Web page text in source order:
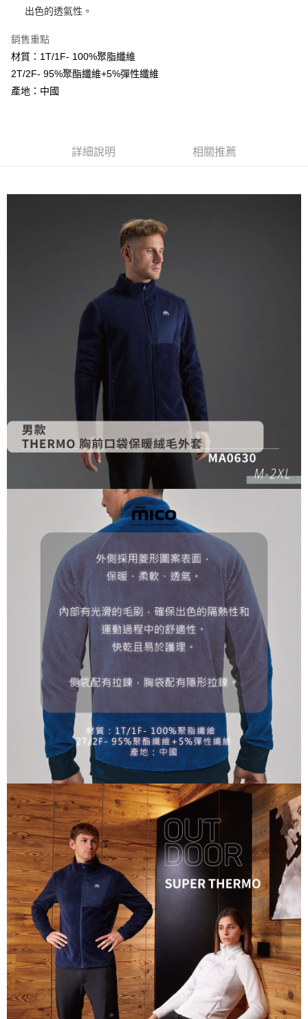
【大哥付你分期使用說明】
1.本服務由台灣大哥大提供，台灣大哥大用戶可立即使用無須另外申請。
流程，驗證手機門號後，選擇欲分期的期數、繳款截止日，確認付款後即完
成交易。
3.實際核准額度、可分期數及費用金額請依後續交易確認頁面所載為準。
4.訂單成立30分鐘內，如未前往確認交易或遇審核未通過，訂單將自動取
消。如遇「轉專審核」未通過狀況，表示未達大哥付你分期系統評分，恕無
2.透過簡訊連結打開帳單後，可選擇「超商條碼／台灣大直營門市／銀行轉
用戶於交易時，得透過本服務購買商品或服務，並由商店將買賣／分期付款
買賣價金債權讓與本公司後，依約使用本公司帳單繳交帳款。
2.基於同意付款使用「大哥付你分期」之契約關係目的，商店將以您的個人
資料（包含姓名、電話或地址）提供予台灣大哥大進項蒐集、處理及利用，
由本公司與您本人進行分期帳單所需資料之確認、核對及更正。
3.完整用戶服務條款，請詳閱以下連結：
AFTEE先享後付
相關說明
AFTEE先享後付是「在收到商品之後才付款」的支付方式。 讓您購物簡單
便利好安心！
１．簡單：不需註冊會員、不需綁卡、不需儲值。
２．便利：只要手機號碼，簡訊認證，即可結帳。
１．於結帳方式選擇「AFTEE先享後付」後，將跳轉至「AFTEE先享後付」
結帳頁面，進行簡訊認證並確認金額後，即可完成結帳。
ATM／網路銀行／等多元方式進行付款，方視為交易完成。
購買商品的店家。未經商家同意取消之訂單仍視為有效，需透過AFTEE先享
※ 交易是否成功請以「AFTEE先享後付 」之結帳頁面顯示為準，若有關於
是否繳費成功／繳費後需取消欲退款等相關疑問，請聯繫「AFTEE先享後付
https://netprotections.freshdesk.com/support/home
１．透過由恩沛科技股份有限公司提供之「AFTEE先享後付」服務完成之交
易，需依本服務之必要範圍內提供個人資料，並將交易相關給付款項請求債
權轉讓予恩沛科技股份有限公司。
２．關於個人資料處理事宜，請瀏覽以下網址：
https://aftee.tw/terms/#terms3
３．未成年的使用者請事先徵得法定代理人或監護人之同意方可使用
「AFTEE先享後付」，若未經同意申辦者引起之損失，本公司不負相關責
４．使用「AFTEE先享後付」時，將依據個別帳號之用戶狀況，依本公司即
時審查核予不同之上限額度；若仍有額度不足之情形，本公司將視審查結果
請求用戶進行身份認證。
５．嚴禁一人註冊多個帳號或使用他人資訊註冊。若發現惡意使用之情形，
恩沛科技股份有限公司將有權停止該用戶之使用額度並採取法律行動。
ATM付款
貨到付款
每筆NT$60，滿NT$499(含以上)免運費
每筆NT$100，滿NT$799(含以上)免運費
每筆NT$130，滿NT$3,000(含以上)免運費
出色的透氣性。
銷售重點
材質：1T/1F- 100%聚脂纖維
2T/2F- 95%聚酯纖維+5%彈性纖維
產地：中國
詳細說明 相關推薦